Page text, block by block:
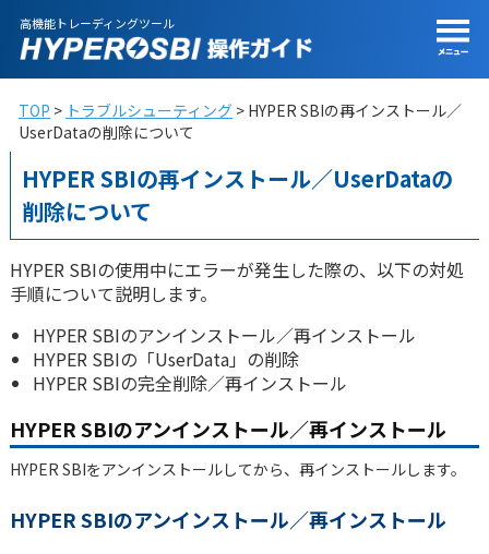
高機能トレーディングツール
TOP トラブルシューティング
HYPER SBIの再インストール／
UserDataの削除について
HYPER SBIの再インストール／UserDataの
削除について
HYPER SBIの使用中にエラーが発生した際の、以下の対処
手順について説明します。
HYPER SBIのアンインストール／再インストール
HYPER SBIの「UserData」の削除
HYPER SBIの完全削除／再インストール
HYPER SBIのアンインストール／再インストール
HYPER SBIをアンインストールしてから、再インストールします。
HYPER SBIのアンインストール／再インストール